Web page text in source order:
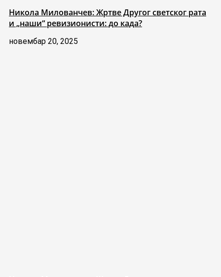
Никола Милованчев: Жртве Другог светског рата
и „наши“ ревизионисти: до када?
новембар 20, 2025